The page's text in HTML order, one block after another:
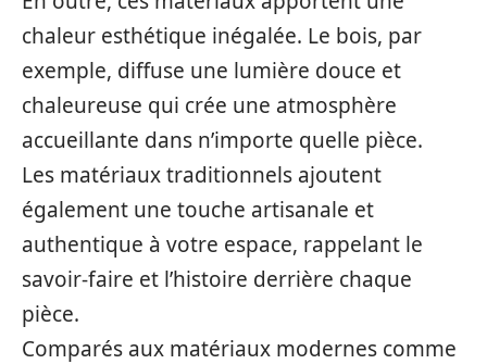
chaleur esthétique inégalée. Le bois, par
exemple, diffuse une lumière douce et
chaleureuse qui crée une atmosphère
accueillante dans n’importe quelle pièce.
Les matériaux traditionnels ajoutent
également une touche artisanale et
authentique à votre espace, rappelant le
savoir-faire et l’histoire derrière chaque
pièce.
Comparés aux matériaux modernes comme